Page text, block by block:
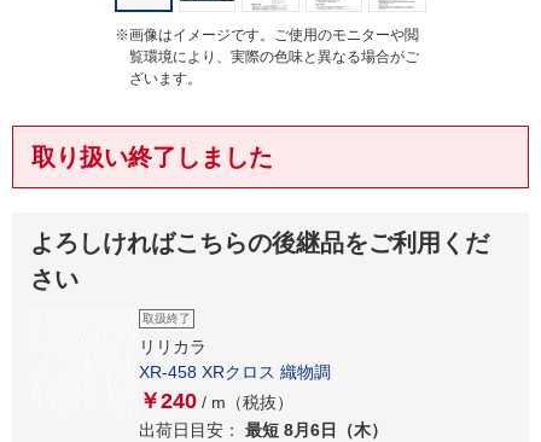
※画像はイメージです。ご使用のモニターや閲
覧環境により、実際の色味と異なる場合がご
ざいます。
取り扱い終了しました
よろしければこちらの後継品をご利用くだ
さい
取扱終了
リリカラ
XR-458 XRクロス 織物調
￥240 / m（税抜）
出荷日目安：
最短 8月6日（木）